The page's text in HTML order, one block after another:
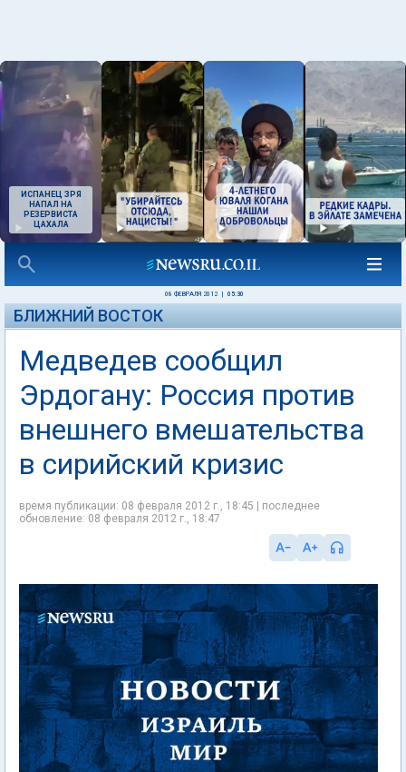
ИСПАНЕЦ ЗРЯ
НАПАЛ НА
РЕЗЕРВИСТА
ЦАХАЛА
08 ФЕВРАЛЯ 2012 05:30
БЛИЖНИЙ ВОСТОК
Медведев сообщил
Эрдогану: Россия против
внешнего вмешательства
в сирийский кризис
время публикации: 08 февраля 2012 г., 18:45 | последнее
обновление: 08 февраля 2012 г., 18:47